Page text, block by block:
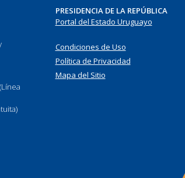
PRESIDENCIA DE LA REPÚBLICA
Portal del Estado Uruguayo
Condiciones de Uso
Política de Privacidad
Mapa del Sitio